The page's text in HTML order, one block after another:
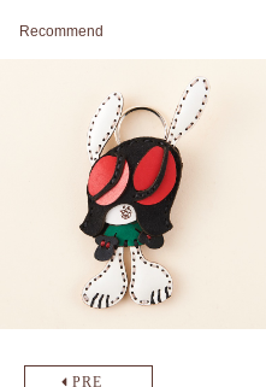
Recommend